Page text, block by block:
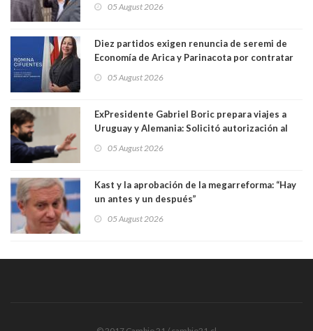
delegado nuevamente arrancando"
05 August 2026
Diez partidos exigen renuncia de seremi de
Economía de Arica y Parinacota por contratar
una militante de RN, detenida con 47 kilos de
05 August 2026
ExPresidente Gabriel Boric prepara viajes a
Uruguay y Alemania: Solicitó autorización al
05 August 2026
Kast y la aprobación de la megarreforma: “Hay
un antes y un después”
05 August 2026